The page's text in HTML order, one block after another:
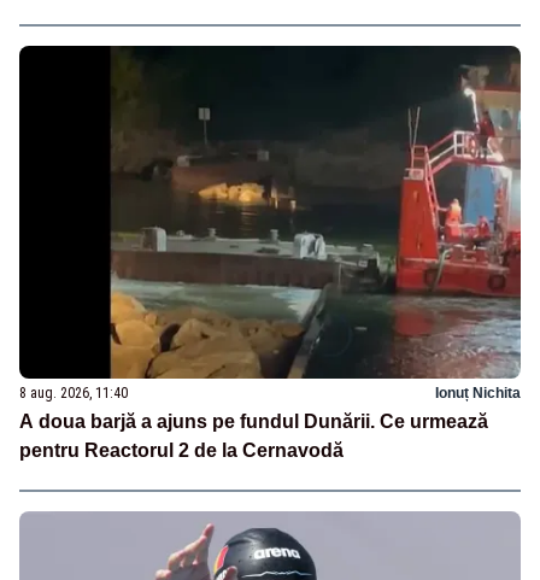
8 aug. 2026, 11:40 Ionuț Nichita
A doua barjă a ajuns pe fundul Dunării. Ce urmează
pentru Reactorul 2 de la Cernavodă